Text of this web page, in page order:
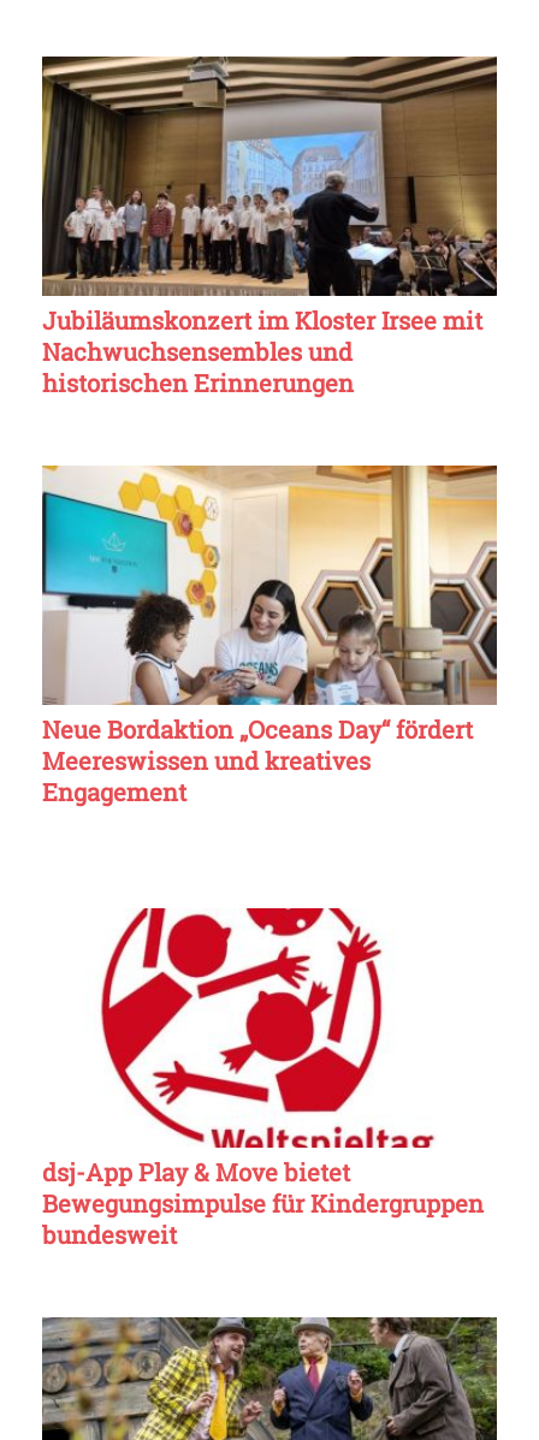
Jubiläumskonzert im Kloster Irsee mit
Nachwuchsensembles und
historischen Erinnerungen
Neue Bordaktion „Oceans Day“ fördert
Meereswissen und kreatives
Engagement
dsj-App Play & Move bietet
Bewegungsimpulse für Kindergruppen
bundesweit